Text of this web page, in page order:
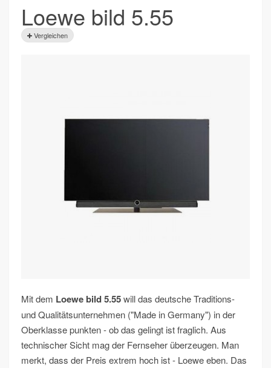
Loewe bild 5.55
Vergleichen
Mit dem Loewe bild 5.55will das deutsche Traditions-
und Qualitätsunternehmen ("Made in Germany") in der
Oberklasse punkten - ob das gelingt ist fraglich. Aus
technischer Sicht mag der Fernseher überzeugen. Man
merkt, dass der Preis extrem hoch ist - Loewe eben. Das